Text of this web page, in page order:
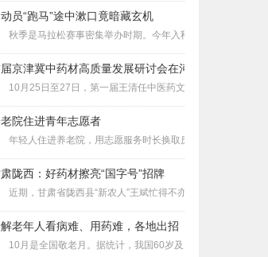
耀今最具医术魅力的医学家蔡海德
病用药进医保体现探索与担当
医保局：全国所有省份已将职工医保
泉B5+应用于受损皮肤案例总征选
员“跑马”途中漱口竟暗藏玄机
季是马拉松赛事密集举办时期。今年入秋以来，云南省玉
京津冀中药材高质量发展研讨会在河
月25日至27日，第一届王清任中医药文化节、第七届全国
院住进青年志愿者
轻人住进养老院，用志愿服务时长换取房租减免，有望成为
陇西：好药材擦亮“国字号”招牌
期，甘肃省陇西县“新农人”王斌忙得不亦乐乎。这两天，他
老年人看病难、用药难，各地出招
月是全国敬老月。据统计，我国60岁及以上老年人慢性病